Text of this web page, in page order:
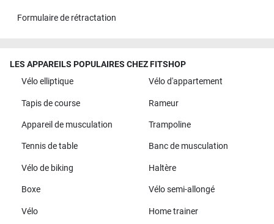
Formulaire de rétractation
LES APPAREILS POPULAIRES CHEZ FITSHOP
Vélo elliptique
Vélo d'appartement
Tapis de course Rameur
Appareil de musculation Trampoline
Tennis de table Banc de musculation
Vélo de biking Haltère
Boxe Vélo semi-allongé
Vélo Home trainer